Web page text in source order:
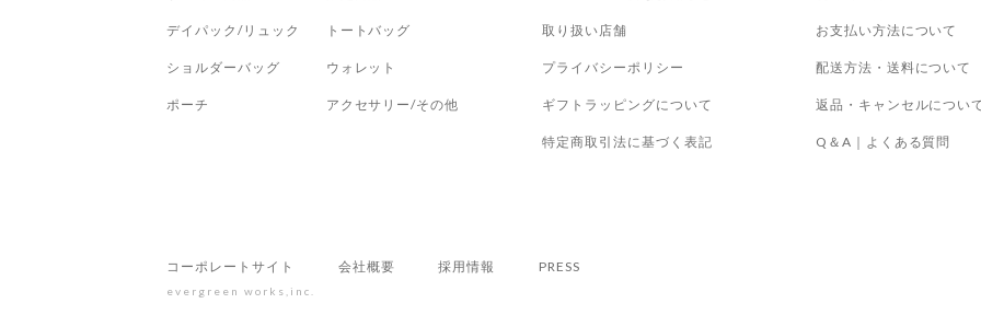
デイパック/リュック トートバッグ
ショルダーバッグ ウォレット
ポーチ アクセサリー/その他
取り扱い店舗
プライバシーポリシー
ギフトラッピングについて
特定商取引法に基づく表記
お支払い方法について
配送方法・送料について
返品・キャンセルについ
Q＆A｜よくある質問
コーポレートサイト 会社概要 採用情報 PRESS
evergreen works,inc.